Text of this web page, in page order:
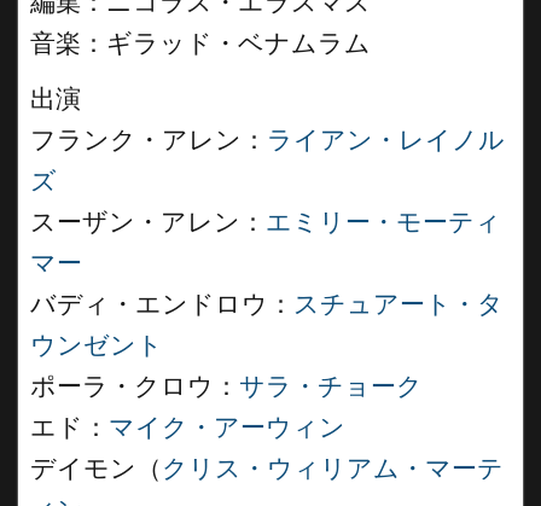
音楽：ギラッド・ベナムラム
出演
フランク・アレン： ライアン・レイノル
ズ
スーザン・アレン： エミリー・モーティ
マー
バディ・エンドロウ： スチュアート・タ
ウンゼント
ポーラ・クロウ： サラ・チョーク
エド： マイク・アーウィン
デイモン（ クリス・ウィリアム・マーテ